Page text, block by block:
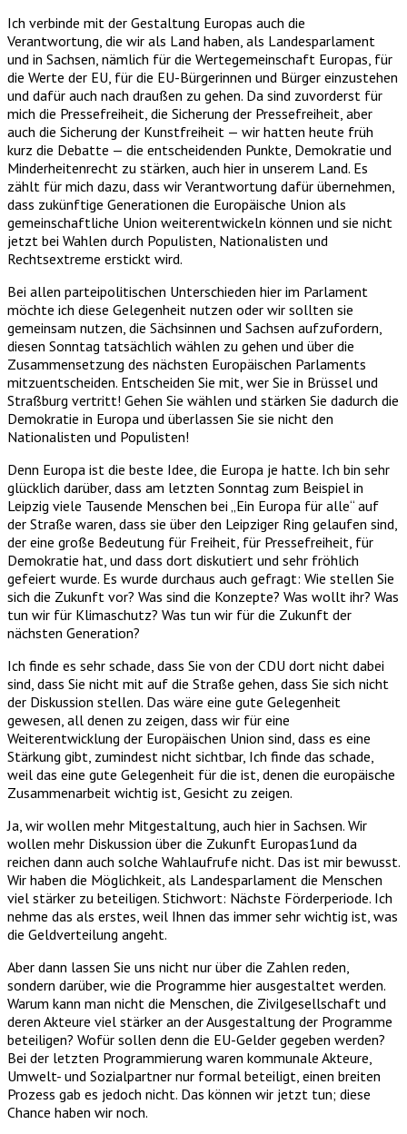
Ich verbinde mit der Gestaltung Europas auch die
Verantwortung, die wir als Land haben, als Landesparlament
und in Sachsen, nämlich für die Wertegemeinschaft Europas, für
die Werte der EU, für die EU-Bürgerinnen und Bürger einzustehen
und dafür auch nach draußen zu gehen. Da sind zuvorderst für
mich die Pressefreiheit, die Sicherung der Pressefreiheit, aber
auch die Sicherung der Kunstfreiheit — wir hatten heute früh
kurz die Debatte — die entscheidenden Punkte, Demokratie und
Minderheitenrecht zu stärken, auch hier in unserem Land. Es
zählt für mich dazu, dass wir Verantwortung dafür übernehmen,
dass zukünftige Generationen die Europäische Union als
gemeinschaftliche Union weiterentwickeln können und sie nicht
jetzt bei Wahlen durch Populisten, Nationalisten und
Rechtsextreme erstickt wird.
Bei allen parteipolitischen Unterschieden hier im Parlament
möchte ich diese Gelegenheit nutzen oder wir sollten sie
gemeinsam nutzen, die Sächsinnen und Sachsen aufzufordern,
diesen Sonntag tatsächlich wählen zu gehen und über die
Zusammensetzung des nächsten Europäischen Parlaments
mitzuentscheiden. Entscheiden Sie mit, wer Sie in Brüssel und
Straßburg vertritt! Gehen Sie wählen und stärken Sie dadurch die
Demokratie in Europa und überlassen Sie sie nicht den
Nationalisten und Populisten!
Denn Europa ist die beste Idee, die Europa je hatte. Ich bin sehr
glücklich darüber, dass am letzten Sonntag zum Beispiel in
Leipzig viele Tausende Menschen bei „Ein Europa für alle“ auf
der Straße waren, dass sie über den Leipziger Ring gelaufen sind,
der eine große Bedeutung für Freiheit, für Pressefreiheit, für
Demokratie hat, und dass dort diskutiert und sehr fröhlich
gefeiert wurde. Es wurde durchaus auch gefragt: Wie stellen Sie
sich die Zukunft vor? Was sind die Konzepte? Was wollt ihr? Was
tun wir für Klimaschutz? Was tun wir für die Zukunft der
nächsten Generation?
Ich finde es sehr schade, dass Sie von der CDU dort nicht dabei
sind, dass Sie nicht mit auf die Straße gehen, dass Sie sich nicht
der Diskussion stellen. Das wäre eine gute Gelegenheit
gewesen, all denen zu zeigen, dass wir für eine
Weiterentwicklung der Europäischen Union sind, dass es eine
Stärkung gibt, zumindest nicht sichtbar, Ich finde das schade,
weil das eine gute Gelegenheit für die ist, denen die europäische
Zusammenarbeit wichtig ist, Gesicht zu zeigen.
Ja, wir wollen mehr Mitgestaltung, auch hier in Sachsen. Wir
wollen mehr Diskussion über die Zukunft Europas1und da
reichen dann auch solche Wahlaufrufe nicht. Das ist mir bewusst.
Wir haben die Möglichkeit, als Landesparlament die Menschen
viel stärker zu beteiligen. Stichwort: Nächste Förderperiode. Ich
nehme das als erstes, weil Ihnen das immer sehr wichtig ist, was
die Geldverteilung angeht.
Aber dann lassen Sie uns nicht nur über die Zahlen reden,
sondern darüber, wie die Programme hier ausgestaltet werden.
Warum kann man nicht die Menschen, die Zivilgesellschaft und
deren Akteure viel stärker an der Ausgestaltung der Programme
beteiligen? Wofür sollen denn die EU-Gelder gegeben werden?
Bei der letzten Programmierung waren kommunale Akteure,
Umwelt- und Sozialpartner nur formal beteiligt, einen breiten
Prozess gab es jedoch nicht. Das können wir jetzt tun; diese
Chance haben wir noch.